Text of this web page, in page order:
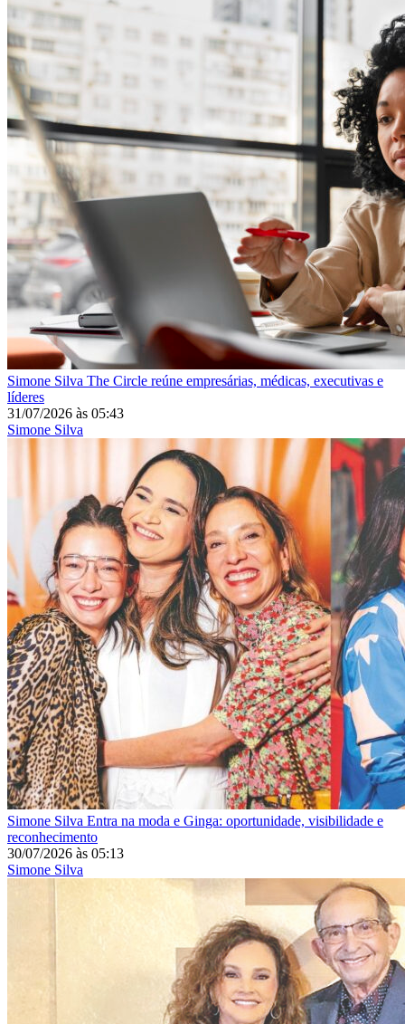
Simone Silva The Circle reúne empresárias, médicas, executivas e
líderes
31/07/2026 às 05:43
Simone Silva
Simone Silva Entra na moda e Ginga: oportunidade, visibilidade e
reconhecimento
30/07/2026 às 05:13
Simone Silva